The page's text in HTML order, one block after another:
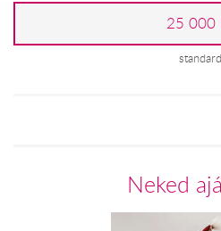
25 000
standard
Neked